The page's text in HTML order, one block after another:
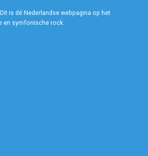
is dé Nederlandse webpagina op het
en symfonische rock.